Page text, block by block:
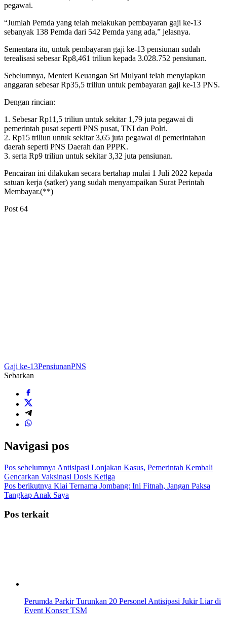
pegawai.
“Jumlah Pemda yang telah melakukan pembayaran gaji ke-13
sebanyak 138 Pemda dari 542 Pemda yang ada,” jelasnya.
Sementara itu, untuk pembayaran gaji ke-13 pensiunan sudah
terealisasi sebesar Rp8,461 triliun kepada 3.028.752 pensiunan.
Sebelumnya, Menteri Keuangan Sri Mulyani telah menyiapkan
anggaran sebesar Rp35,5 triliun untuk pembayaran gaji ke-13 PNS.
Dengan rincian:
1. Sebesar Rp11,5 triliun untuk sekitar 1,79 juta pegawai di
pemerintah pusat seperti PNS pusat, TNI dan Polri.
2. Rp15 triliun untuk sekitar 3,65 juta pegawai di pemerintahan
daerah seperti PNS Daerah dan PPPK.
3. serta Rp9 triliun untuk sekitar 3,32 juta pensiunan.
Pencairan ini dilakukan secara bertahap mulai 1 Juli 2022 kepada
satuan kerja (satker) yang sudah menyampaikan Surat Perintah
Membayar.(**)
Post 64
Gaji ke-13PensiunanPNS
Sebarkan
Navigasi pos
Pos sebelumnya Antisipasi Lonjakan Kasus, Pemerintah Kembali
Gencarkan Vaksinasi Dosis Ketiga
Pos berikutnya Kiai Ternama Jombang: Ini Fitnah, Jangan Paksa
Tangkap Anak Saya
Pos terkait
Perumda Parkir Turunkan 20 Personel Antisipasi Jukir Liar di
Event Konser TSM